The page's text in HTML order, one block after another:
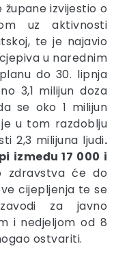
izvijestio o
uz aktivnosti
te je najavio
u narednim
do 30. lipnja
3,1 milijun doza
se oko 1 milijun
u tom razdoblju
2,3 milijuna ljudi.
između 17 000 i
zdravstva će do
cijepljenja te se
za javno
i nedjeljom od 8
ostvariti.